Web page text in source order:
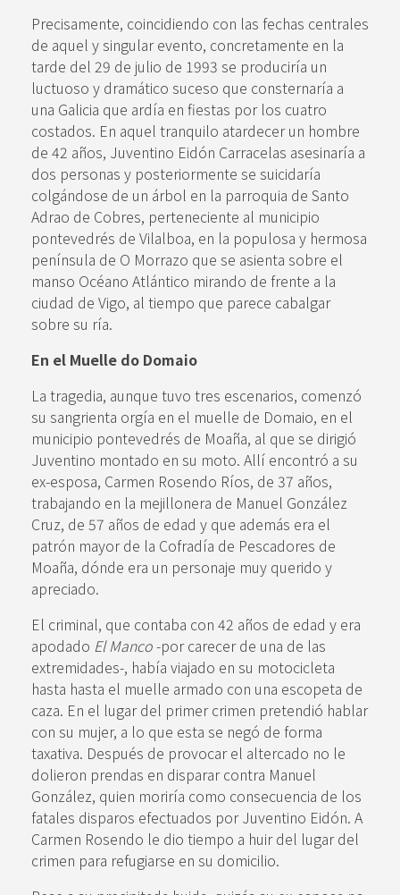
Precisamente, coincidiendo con las fechas centrales
de aquel y singular evento, concretamente en la
tarde del 29 de julio de 1993 se produciría un
luctuoso y dramático suceso que consternaría a
una Galicia que ardía en fiestas por los cuatro
costados. En aquel tranquilo atardecer un hombre
de 42 años, Juventino Eidón Carracelas asesinaría a
dos personas y posteriormente se suicidaría
colgándose de un árbol en la parroquia de Santo
Adrao de Cobres, perteneciente al municipio
pontevedrés de Vilalboa, en la populosa y hermosa
península de O Morrazo que se asienta sobre el
manso Océano Atlántico mirando de frente a la
ciudad de Vigo, al tiempo que parece cabalgar
sobre su ría.
En el Muelle do Domaio
La tragedia, aunque tuvo tres escenarios, comenzó
su sangrienta orgía en el muelle de Domaio, en el
municipio pontevedrés de Moaña, al que se dirigió
Juventino montado en su moto. Allí encontró a su
ex-esposa, Carmen Rosendo Ríos, de 37 años,
trabajando en la mejillonera de Manuel González
Cruz, de 57 años de edad y que además era el
patrón mayor de la Cofradía de Pescadores de
Moaña, dónde era un personaje muy querido y
apreciado.
El criminal, que contaba con 42 años de edad y era
apodado El Manco-por carecer de una de las
extremidades-, había viajado en su motocicleta
hasta hasta el muelle armado con una escopeta de
caza. En el lugar del primer crimen pretendió hablar
con su mujer, a lo que esta se negó de forma
taxativa. Después de provocar el altercado no le
dolieron prendas en disparar contra Manuel
González, quien moriría como consecuencia de los
fatales disparos efectuados por Juventino Eidón. A
Carmen Rosendo le dio tiempo a huir del lugar del
crimen para refugiarse en su domicilio.